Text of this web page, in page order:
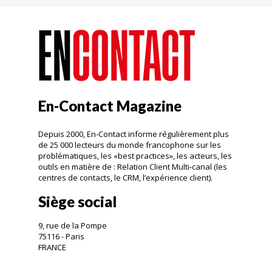
En-Contact Magazine
Depuis 2000, En-Contact informe régulièrement plus
de 25 000 lecteurs du monde francophone sur les
problématiques, les «best practices», les acteurs, les
outils en matière de : Relation Client Multi-canal (les
centres de contacts, le CRM, l’expérience client).
Siège social
9, rue de la Pompe
75116 - Paris
FRANCE